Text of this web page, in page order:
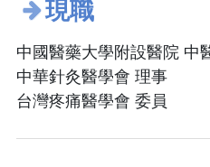
現職
中國醫藥大學附設醫院 中
中華針灸醫學會 理事
台灣疼痛醫學會 委員